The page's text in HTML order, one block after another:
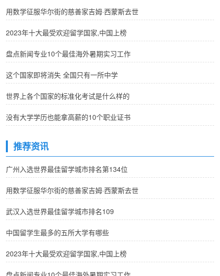
用数学征服华尔街的慈善家吉姆·西蒙斯去世
2023年十大最受欢迎留学国家,中国上榜
盘点新闻专业10个最佳海外暑期实习工作
这个国家即将消失 全国只有一所中学
世界上各个国家的标准化考试是什么样的
没有大学学历也能拿高薪的10个职业证书
推荐资讯
广州入选世界最佳留学城市排名第134位
用数学征服华尔街的慈善家吉姆·西蒙斯去世
武汉入选世界最佳留学城市排名109
中国留学生最多的五所大学有哪些
2023年十大最受欢迎留学国家,中国上榜